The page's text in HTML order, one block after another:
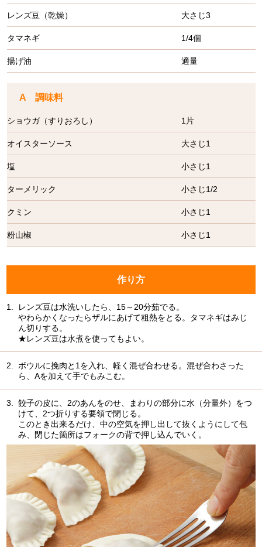
レンズ豆（乾燥） 大さじ3
タマネギ 1/4個
揚げ油 適量
A 調味料
ショウガ（すりおろし） 1片
オイスターソース 大さじ1
塩 小さじ1
ターメリック 小さじ1/2
クミン 小さじ1
粉山椒 小さじ1
作り方
1.
レンズ豆は水洗いしたら、15～20分茹でる。
やわらかくなったらザルにあげて粗熱をとる。タマネギはみじ
ん切りする。
★レンズ豆は水煮を使ってもよい。
2.
ボウルに挽肉と1を入れ、軽く混ぜ合わせる。混ぜ合わさった
ら、Aを加えて手でもみこむ。
3.
餃子の皮に、2のあんをのせ、まわりの部分に水（分量外）をつ
けて、2つ折りする要領で閉じる。
このとき出来るだけ、中の空気を押し出して抜くようにして包
み、閉じた箇所はフォークの背で押し込んでいく。